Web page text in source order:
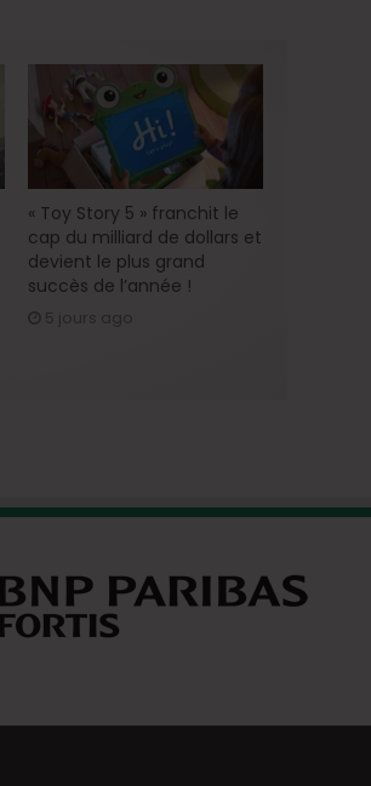
« Toy Story 5 » franchit le
cap du milliard de dollars et
devient le plus grand
succès de l’année !
5 jours ago